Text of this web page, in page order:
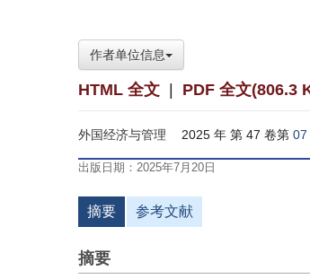
作者单位信息
HTML 全文 PDF 全文(806.3
外国经济与管理 2025 年 第 47 卷第 07
出版日期：2025年7月20日
摘要 参考文献
摘要